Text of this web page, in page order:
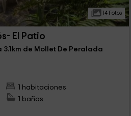
14 Fotos
El Patio
de Mollet De Peralada
1 habitaciones
1 baños